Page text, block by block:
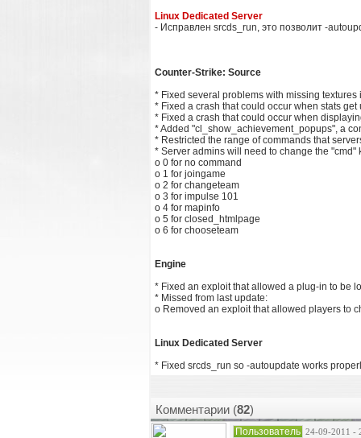
Linux Dedicated Server
- Исправлен srcds_run, это позволит -
Counter-Strike: Source
* Fixed several problems with missing textures
* Fixed a crash that could occur when stats get
* Fixed a crash that could occur when
* Added "cl_show_achievement_popups", a
* Restricted the range of commands that
* Server admins will need to change the
o 0 for no command
o 1 for joingame
o 2 for changeteam
o 3 for impulse 101
o 4 for mapinfo
o 5 for closed_htmlpage
o 6 for chooseteam
Engine
* Fixed an exploit that allowed a plug-in to be
* Missed from last update:
o Removed an exploit that allowed players to
Linux Dedicated Server
* Fixed srcds_run so -autoupdate works
Комментарии (82)
Пользователь 24-09-2011 -